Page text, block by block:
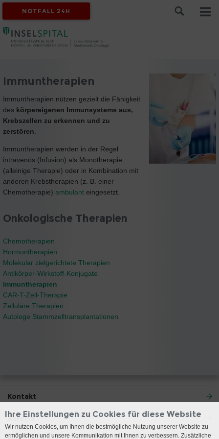
NOTFALL 24H
Immuntherapien
Immuntherapien nützen gezielt die Fähigkeit
des körpereigenen Immunsystems aus,
Krebszellen zu erkennen und zu
zerstören
Immuntherapien werden in der Regel
intravenös (Infusion) als Monotherapie
(alleinige Therapie) oder in Kombination mit
anderen Krebstherapien (z. B. einer
Chemotherapie) ambulant eingesetzt.
Onkologische Therapien
Chemotherapien
Hormontherapien
Molekular zielgerichtete Therapien
Antikörper-Wirkstoff-Konjugate
Immuntherapien
CAR-T-Zell-Therapie
Zelluläre Therapien
Autologe Stammzelltransplantationen
Kontakt
Anreise
Ihre Einstellungen zu Cookies für diese Website
Wir nutzen Cookies, um Ihnen die bestmögliche Nutzung unserer Website zu
ermöglichen und unsere Kommunikation mit Ihnen zu verbessern. Zusätzliche